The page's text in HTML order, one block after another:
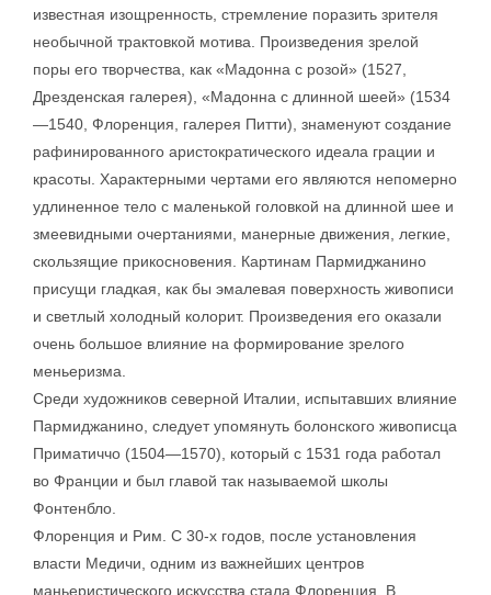
известная изощренность, стремление поразить зрителя
необычной трактовкой мотива. Произведения зрелой
поры его творчества, как «Мадонна с розой» (1527,
Дрезденская галерея), «Мадонна с длинной шеей» (1534
—1540, Флоренция, галерея Питти), знаменуют создание
рафинированного аристократического идеала грации и
красоты. Характерными чертами его являются непомерно
удлиненное тело с маленькой головкой на длинной шее и
змеевидными очертаниями, манерные движения, легкие,
скользящие прикосновения. Картинам Пармиджанино
присущи гладкая, как бы эмалевая поверхность живописи
и светлый холодный колорит. Произведения его оказали
очень большое влияние на формирование зрелого
меньеризма.
Среди художников северной Италии, испытавших влияние
Пармиджанино, следует упомянуть болонского живописца
Приматиччо (1504—1570), который с 1531 года работал
во Франции и был главой так называемой школы
Фонтенбло.
Флоренция и Рим. С 30-х годов, после установления
власти Медичи, одним из важнейших центров
маньеристического искусства стала Флоренция. В